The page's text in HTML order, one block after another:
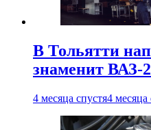
В Тольятти
знаменит ВАЗ-
4 месяца спустя4 месяца